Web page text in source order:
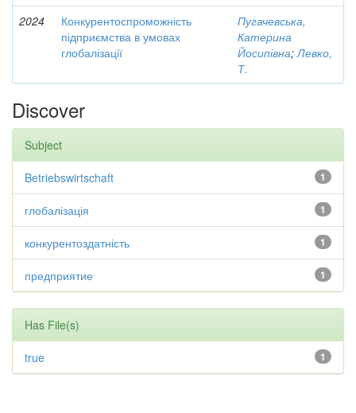
2024
Конкурентоспроможність
підприємства в умовах
глобалізації
Пугачевська,
Катерина
Йосипівна;Левко,
Т.
Discover
Subject
1
Betriebswirtschaft
1
глобалізація
1
конкурентоздатність
1
предприятие
Has File(s)
1
true